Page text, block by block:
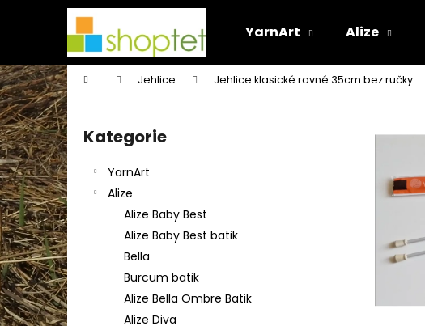
YarnArt Alize
Domů Jehlice Jehlice klasické rovné 35cm bez ručky
P
o
s
t
r
a
n
n
í
p
a
Přeskočit
kategorie
Kategorie
YarnArt
Alize
Alize Baby Best
Alize Baby Best batik
Bella
Burcum batik
Alize Bella Ombre Batik
Alize Diva
í
k
Zpět
do
obchodu
Zpět
do
obchodu
Co